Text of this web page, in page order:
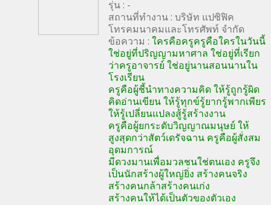
รุ่น : -
สถานที่ทำงาน : บริษัท แปซิฟิค
โทรคมนาคมและโทรศัพท์ จำกัด
ข้อความ : ใครคือครูครูคือใครในวันนี้
ใช่อยู่ที่ปริญญามหาศาล ใช่อยู่ที่เรียก
ว่าครูอาจารย์ ใช่อยู่นานสอนนานใน
โรงเรียน
ครูคือผู้ชี้นำทางความคิด ให้รู้ถูกรู้ผิด
คิดอ่านเขียน ให้รู้ทุกข์รู้ยากรู้พากเพียร
ให้รู้เปลี่ยนแปลงสู้รู้สร้างงาน
ครูคือผู้ยกระดับวิญญาณมนุษย์ ให้
สูงสุดกว่าสัตว์เดรัจฉาน ครูคือผู้สั่งสม
อุดมการณ์
มีดวงมานเพื่อมวลชนใช่ตนเอง ครูจึง
เป็นนักสร้างผู้ใหญ่ยิ่ง สร้างคนจริง
สร้างคนกล้าสร้างคนเก่ง
สร้างคนให้ได้เป็นตัวของตัวเอง